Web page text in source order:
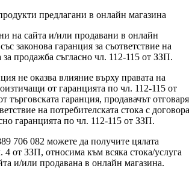
предлагани в онлайн магазина
на сайта и/или продавани в онлайн
законова гаранция за съответствие на
за продажба съгласно чл. 112-115 от ЗЗП.
не оказва влияние върху правата на
от гаранцията по чл. 112-115 от
търговската гаранция, продавачът отговаря
на потребителската стока с договора
гаранцията по чл. 112-115 от ЗЗП.
706 082 можете да получите цялата
от ЗЗП, относима към всяка стока/услуга
и/или продавана в онлайн магазина.